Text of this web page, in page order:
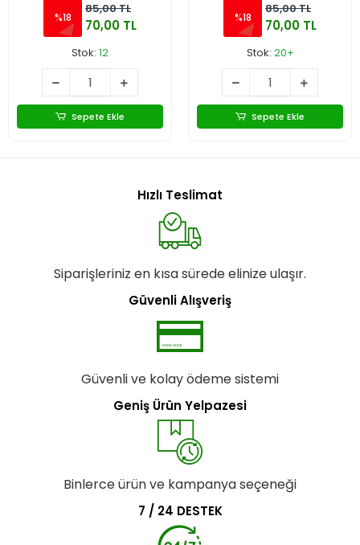
%18
85,00 TL
70,00 TL
Stok: 12
Sepete Ekle
%18
85,00 TL
70,00 TL
Stok: 20+
Sepete Ekle
Hızlı Teslimat
Siparişleriniz en kısa sürede elinize ulaşır.
Güvenli Alışveriş
Güvenli ve kolay ödeme sistemi
Geniş Ürün Yelpazesi
Binlerce ürün ve kampanya seçeneği
7 / 24 DESTEK